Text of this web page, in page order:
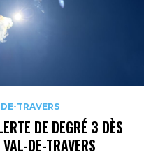
TRAVERS
DE DEGRÉ 3 DÈS
DE-TRAVERS